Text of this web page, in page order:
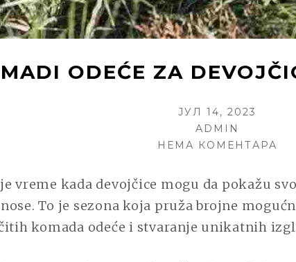
ODEĆE ZA
POSTED
ON
ЈУЛ 14, 2023
AUTHOR
ADMIN
НЕМА КОМЕНТАРА
ZA
vreme kada devojčice mogu da pokažu
To je sezona koja pruža brojne
komada odeće i stvaranje unikatnih